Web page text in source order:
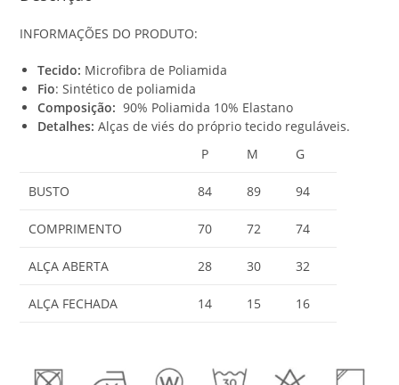
$
0
INFORMAÇÕES DO PRODUTO:
Tecido: Microfibra de Poliamida
Fio: Sintético de poliamida
Composição: 90% Poliamida 10% Elastano
Detalhes: Alças de viés do próprio tecido reguláveis.
P
M G
BUSTO 84 89 94
COMPRIMENTO 70 72 74
ALÇA ABERTA 28 30 32
ALÇA FECHADA 14 15 16